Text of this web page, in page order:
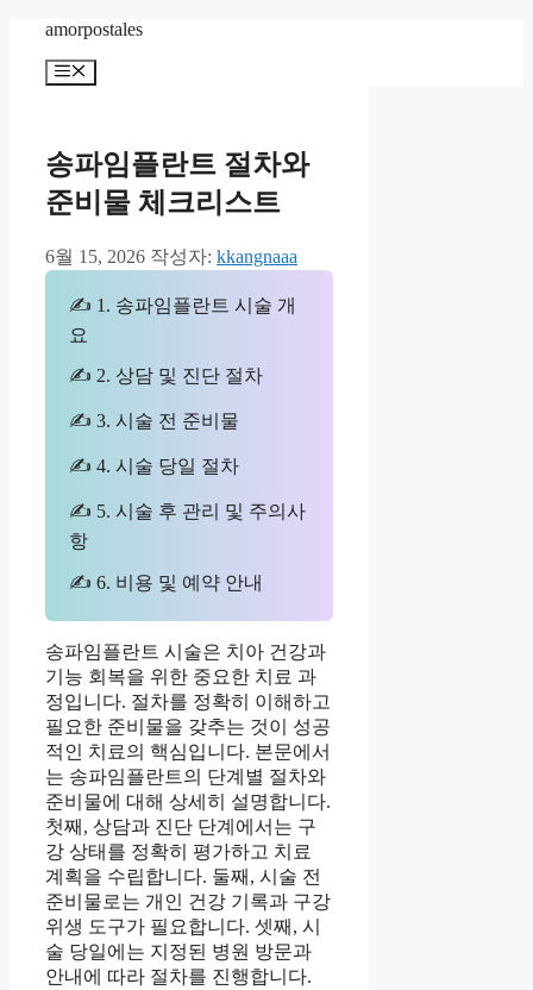
amorpostales
메
송파임플란트 절차와
준비물 체크리스트
6월 15, 2026 작성자: kkangnaaa
✍ 1. 송파임플란트 시술 개
요
✍ 2. 상담 및 진단 절차
✍ 3. 시술 전 준비물
✍ 4. 시술 당일 절차
✍ 5. 시술 후 관리 및 주의사
항
✍ 6. 비용 및 예약 안내
송파임플란트 시술은 치아 건강과
기능 회복을 위한 중요한 치료 과
정입니다. 절차를 정확히 이해하고
필요한 준비물을 갖추는 것이 성공
적인 치료의 핵심입니다. 본문에서
는 송파임플란트의 단계별 절차와
준비물에 대해 상세히 설명합니다.
첫째, 상담과 진단 단계에서는 구
강 상태를 정확히 평가하고 치료
계획을 수립합니다. 둘째, 시술 전
준비물로는 개인 건강 기록과 구강
위생 도구가 필요합니다. 셋째, 시
술 당일에는 지정된 병원 방문과
안내에 따라 절차를 진행합니다.